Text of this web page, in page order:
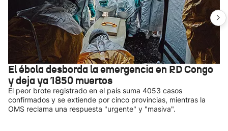
El ébola desborda la emergencia en RD Congo
y deja ya 1850 muertos
El peor brote registrado en el país suma 4053 casos
confirmados y se extiende por cinco provincias, mientras la
OMS reclama una respuesta "urgente" y "masiva".